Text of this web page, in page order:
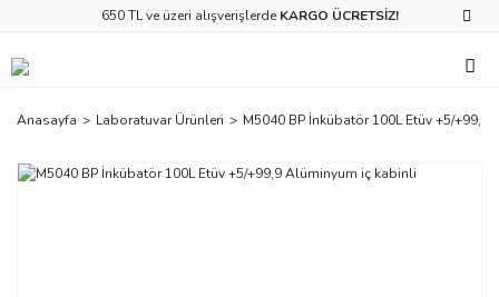
650 TL ve üzeri alışverişlerde KARGO ÜCRETSİZ!
Anasayfa Laboratuvar Ürünleri M5040 BP İnkübatör 100L Etüv +5/